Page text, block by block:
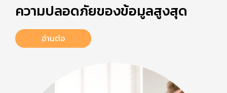
ความปลอดภัยของข้อมูลสูงสุด
อ่านต่อ